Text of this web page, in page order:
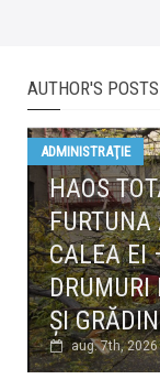
AUTHOR'S POSTS
HAOS
FURTUNA
CALEA EI
DRUMURI
ȘI
ADMINISTRAŢIE
aug. 7th, 2026